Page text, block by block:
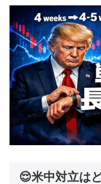
😌米中対立は